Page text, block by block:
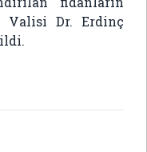
Valisi Dr. Erdinç